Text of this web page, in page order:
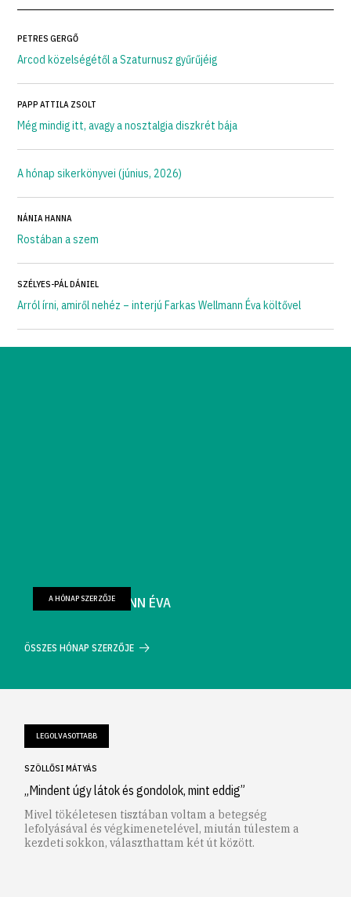
PETRES GERGŐ
Arcod közelségétől a Szaturnusz gyűrűjéig
PAPP ATTILA ZSOLT
Még mindig itt, avagy a nosztalgia diszkrét bája
A hónap sikerkönyvei (június, 2026)
NÁNIA HANNA
Rostában a szem
SZÉLYES-PÁL DÁNIEL
Arról írni, amiről nehéz – interjú Farkas Wellmann Éva költővel
FARKAS WELLMANN ÉVA
A HÓNAP SZERZŐJE
ÖSSZES HÓNAP SZERZŐJE
LEGOLVASOTTABB
SZÖLLŐSI MÁTYÁS
„Mindent úgy látok és gondolok, mint eddig”
Mivel tökéletesen tisztában voltam a betegség
lefolyásával és végkimenetelével, miután túlestem a
kezdeti sokkon, választhattam két út között.